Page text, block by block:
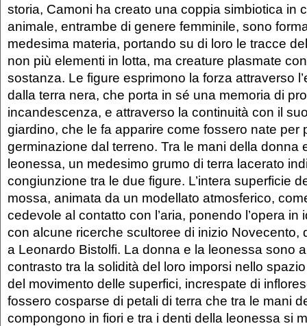
storia, Camoni ha creato una coppia simbiotica in
animale, entrambe di genere femminile, sono
medesima materia, portando su di loro le tracce
non più elementi in lotta, ma creature plasmate
sostanza. Le figure esprimono la forza attraverso
dalla terra nera, che porta in sé una memoria di
incandescenza, e attraverso la continuità con il
giardino, che le fa apparire come fossero nate per
germinazione dal terreno. Tra le mani della donna
leonessa, un medesimo grumo di terra lacerato
congiunzione tra le due figure. L’intera superficie
mossa, animata da un modellato atmosferico,
cedevole al contatto con l’aria, ponendo l’opera in
con alcune ricerche scultoree di inizio Novecento,
a Leonardo Bistolfi. La donna e la leonessa sono
contrasto tra la solidità del loro imporsi nello
del movimento delle superfici, increspate di
fossero cosparse di petali di terra che tra le mani
compongono in fiori e tra i denti della leonessa si